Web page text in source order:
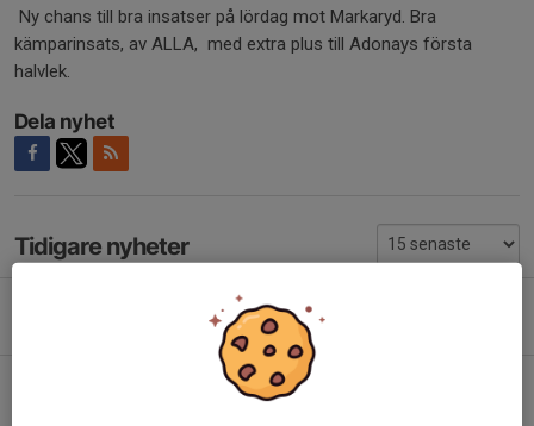
Ny chans till bra insatser på lördag mot Markaryd. Bra
kämparinsats, av ALLA, med extra plus till Adonays första
halvlek.
Dela nyhet
Tidigare nyheter
Uppskjuten match.......